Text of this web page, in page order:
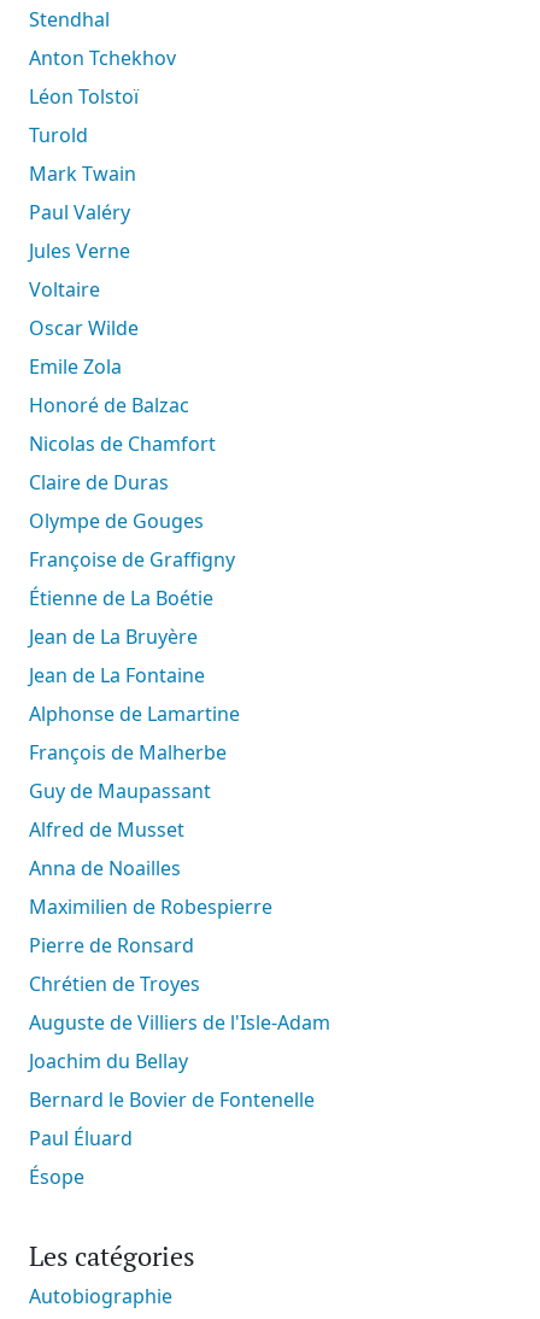
Stendhal
Anton Tchekhov
Léon Tolstoï
Turold
Mark Twain
Paul Valéry
Jules Verne
Voltaire
Oscar Wilde
Emile Zola
Honoré de Balzac
Nicolas de Chamfort
Claire de Duras
Olympe de Gouges
Françoise de Graffigny
Étienne de La Boétie
Jean de La Bruyère
Jean de La Fontaine
Alphonse de Lamartine
François de Malherbe
Guy de Maupassant
Alfred de Musset
Anna de Noailles
Maximilien de Robespierre
Pierre de Ronsard
Chrétien de Troyes
Auguste de Villiers de l'Isle-Adam
Joachim du Bellay
Bernard le Bovier de Fontenelle
Paul Éluard
Ésope
Les catégories
Autobiographie